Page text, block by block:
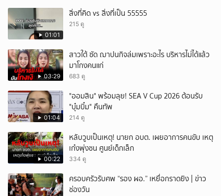
01:01
สิ่งที่คิด vs สิ่งที่เป็น 55555
215 ดู
03:29
สาวใต้ ซัด ฌาปนกิจล่มเพราะอะไร บริหารไม่ได้แล้ว
มาโกงคนแก่
683 ดู
01:04
"ออมสิน" พร้อมลุย! SEA V Cup 2026 ต้อนรับ
"บุ๋มบิ๋ม" คืนทัพ
214 ดู
00:22
หลับวูบเป็นเหตุ! นายก อบต. เผยอาการคนขับ เหตุ
เก๋งพุ่งชน ศูนย์เด็กเล็ก
334 ดู
ครอบครัวรับศพ “รอง ผอ.” เหยื่อกราดยิง | ข่าว
ช่องวัน